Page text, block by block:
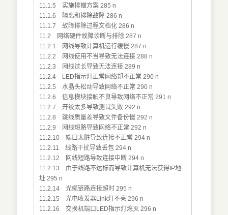
11.1.5 实施排错方案 285 n
11.1.6 隔离和排除故障 286 n
11.1.7 故障排除过程文档化 286 n
11.2 网络硬件故障诊断与排除 287 n
11.2.1 网线导致计算机运行缓慢 287 n
11.2.2 网线使用不当导致无法连接 288 n
11.2.3 网线过长导致无法连接 289 n
11.2.4 LED指示灯正常网络却不正常 290 n
11.2.5 水晶头松动导致网络不正常 290 n
11.2.6 信息模块接触不良导致网络不正常 291 n
11.2.7 开绞太多导致测试失败 292 n
11.2.8 跳线质量差导致文件备份慢 292 n
11.2.9 网线短路导致网络不正常 292 n
11.2.10 端口太脏导致连接不正常 294 n
11.2.11 线路干扰导致丢包 294 n
11.2.12 网线短路导致连接中断 294 n
11.2.13 由于线路不达标而导致计算机无法获得IP地
址 295 n
11.2.14 光缆链路连接超时 295 n
11.2.15 光电收发器Link灯不亮 296 n
11.2.16 交换机端口LED指示灯熄灭 296 n